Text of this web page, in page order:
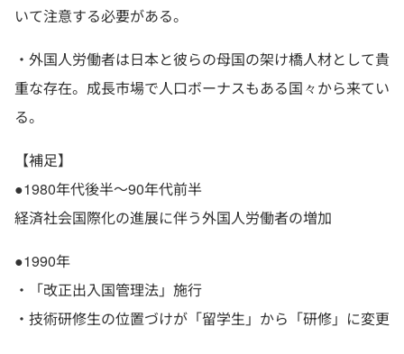
いて注意する必要がある。
・外国人労働者は日本と彼らの母国の架け橋人材として貴
重な存在。成長市場で人口ボーナスもある国々から来てい
る。
【補足】
●1980年代後半～90年代前半
経済社会国際化の進展に伴う外国人労働者の増加
●1990年
・「改正出入国管理法」施行
・技術研修生の位置づけが「留学生」から「研修」に変更